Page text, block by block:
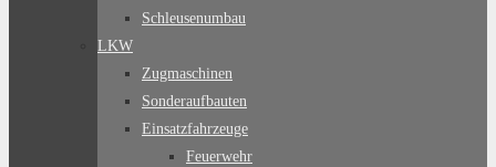
Schleusenumbau
LKW
Zugmaschinen
Sonderaufbauten
Einsatzfahrzeuge
Feuerwehr